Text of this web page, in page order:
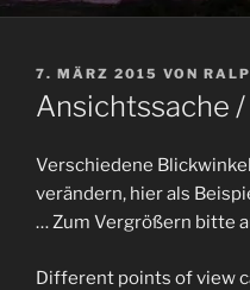
VERÖFFENTLICHT
AM
7. MÄRZ 2015 VON
Ansichtssache
Verschiedene
verändern, hier als
…Zum Vergrößern bitte
Different points of view